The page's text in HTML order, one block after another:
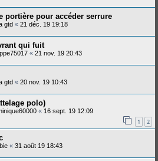
portière pour accéder serrure
gtd « 21 déc. 19 19:18
qui fuit
« 21 nov. 19 20:43
gtd « 20 nov. 19 10:43
polo)
« 16 sept. 19 12:09
1 2
« 31 août 19 18:43